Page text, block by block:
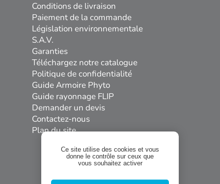
Conditions de livraison
Paiement de la commande
Législation environnementale
S.A.V.
Garanties
Téléchargez notre catalogue
Politique de confidentialité
Guide Armoire Phyto
Guide rayonnage FLIP
Demander un devis
Contactez-nous
Plan du site
Ce site utilise des cookies et vous
donne le contrôle sur ceux que
vous souhaitez activer